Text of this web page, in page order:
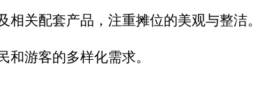
关配套产品，注重摊位的美观与整洁。
游客的多样化需求。